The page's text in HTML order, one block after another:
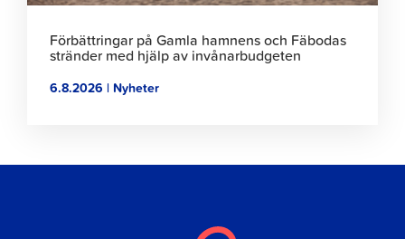
Förbättringar på Gamla hamnens och Fäbodas
stränder med hjälp av invånarbudgeten
6.8.2026 | Nyheter